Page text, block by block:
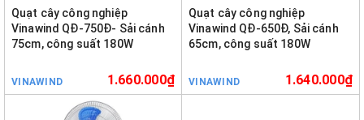
Quạt cây công nghiệp
Vinawind QĐ-750Đ- Sải cánh
75cm, công suất 180W
VINAWIND 1.660.000₫
Quạt cây công nghiệp
Vinawind QĐ-650Đ, Sải cánh
65cm, công suất 180W
VINAWIND 1.640.000₫